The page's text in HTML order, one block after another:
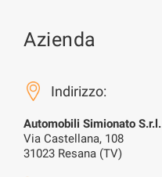
Azienda
Indirizzo:
Automobili Simionato S.r.l.
Via Castellana, 108
31023 Resana (TV)